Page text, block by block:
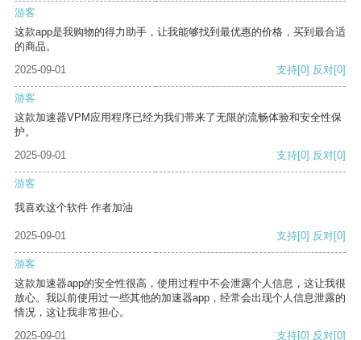
游客
这款app是我购物的得力助手，让我能够找到最优惠的价格，买到最合适
的商品。
2025-09-01
支持[0] 反对[0]
游客
这款加速器VPM应用程序已经为我们带来了无限的流畅体验和安全性保
护。
2025-09-01
支持[0] 反对[0]
游客
我喜欢这个软件 作者加油
2025-09-01 支持[0] 反对[0]
游客
这款加速器app的安全性很高，使用过程中不会泄露个人信息，这让我很
放心。我以前使用过一些其他的加速器app，经常会出现个人信息泄露的
情况，这让我非常担心。
2025-09-01
支持[0] 反对[0]